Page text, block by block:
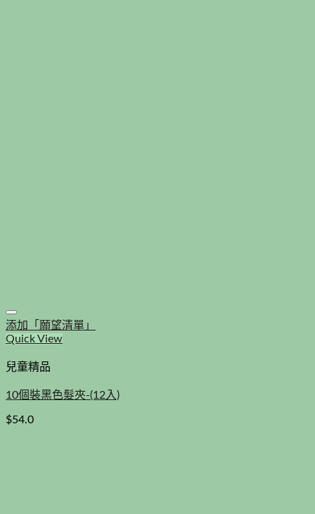
添加「願望清單」
Quick View
兒童精品
10個裝黑色髮夾-(12入)
$54.0